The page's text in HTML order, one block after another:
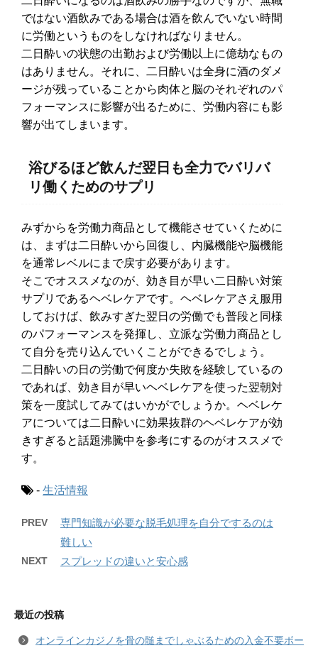
ではない酒飲みである場合は酒を飲んでいない時間
に労働というものをしなければなりません。
二日酔いの状態の出勤および労働以上に億劫なもの
はありません。それに、二日酔いは全身に酒のダメ
ージが残っていることから肉体と脳のそれぞれのパ
フォーマンスに影響が出るために、労働内容にも影
響が出てしまいます。
浴びるほど飲んだ翌日も全力でバリバ
リ働くためのサプリ
みずからを労働力商品として機能させていくために
は、まずは二日酔いから回復し、内臓機能や脳機能
を通常レベルにまで戻す必要があります。
そこでオススメなのが、効き目が早い二日酔い対策
サプリであるヘベレケアです。ヘベレケアさえ服用
しておけば、飲みすぎた翌日の労働でも普段と同様
のパフォーマンスを発揮し、立派な労働力商品とし
て自分を売り込んでいくことができるでしょう。
二日酔いの日の労働で何度か失敗を経験しているの
であれば、効き目が早いヘベレケアを使った翌朝対
策を一度試してみてはいかがでしょうか。ヘベレケ
アについては二日酔いに効果抜群のヘベレケアが効
きすぎると話題沸騰中を参考にするのがオススメで
す。
- 生活情報
PREV
専門知識が必要な脱毛処理を自分でするのは
難しい
NEXT スプレッドの違いと安心感
最近の投稿
オンラインカジノを骨の髄までしゃぶるための入金不要ボー